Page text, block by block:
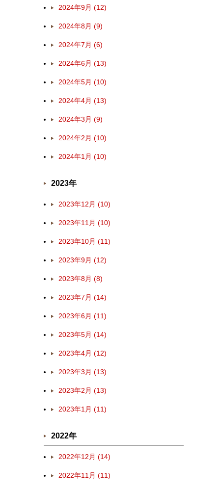
2024年9月 (12)
2024年8月 (9)
2024年7月 (6)
2024年6月 (13)
2024年5月 (10)
2024年4月 (13)
2024年3月 (9)
2024年2月 (10)
2024年1月 (10)
2023年
2023年12月 (10)
2023年11月 (10)
2023年10月 (11)
2023年9月 (12)
2023年8月 (8)
2023年7月 (14)
2023年6月 (11)
2023年5月 (14)
2023年4月 (12)
2023年3月 (13)
2023年2月 (13)
2023年1月 (11)
2022年
2022年12月 (14)
2022年11月 (11)